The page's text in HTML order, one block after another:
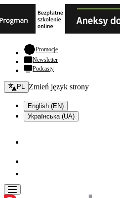
Promocje- otwiera się w nowej karcie
Newsletter
Podcasty
Zmień język - bieżący:
PL Zmień język strony
English (EN)
Українська (UA)